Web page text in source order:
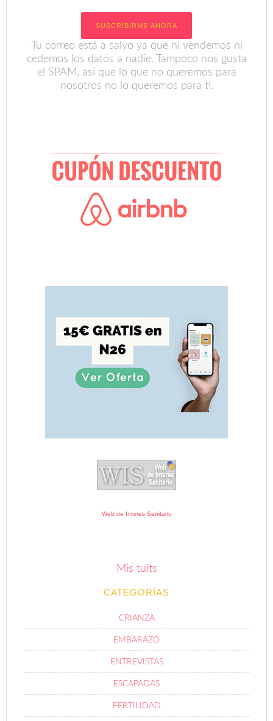
Tu correo está a salvo ya que ni vendemos ni
cedemos los datos a nadie. Tampoco nos gusta
el SPAM, así que lo que no queremos para
nosotros no lo queremos para ti.
Web de Interes Sanitario
Mis tuits
CATEGORÍAS
CRIANZA
EMBARAZO
ENTREVISTAS
ESCAPADAS
FERTILIDAD